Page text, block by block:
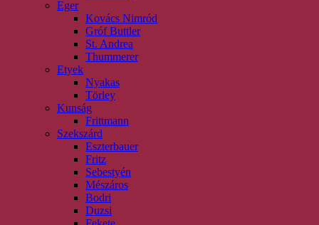
Eger
Kovács Nimród
Gróf Buttler
St. Andrea
Thummerer
Etyek
Nyakas
Törley
Kunság
Frittmann
Szekszárd
Eszterbauer
Fritz
Sebestyén
Mészáros
Bodri
Duzsi